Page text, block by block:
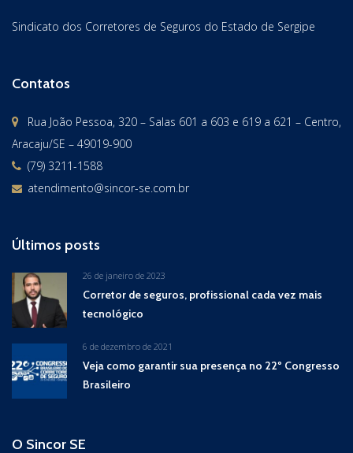
Sindicato dos Corretores de Seguros do Estado de Sergipe
Contatos
Rua João Pessoa, 320 – Salas 601 a 603 e 619 a 621 – Centro,
Aracaju/SE – 49019-900
(79) 3211-1588
atendimento@sincor-se.com.br
Últimos posts
26 de janeiro de 2023
Corretor de seguros, profissional cada vez mais
tecnológico
6 de dezembro de 2021
Veja como garantir sua presença no 22º Congresso
Brasileiro
O Sincor SE